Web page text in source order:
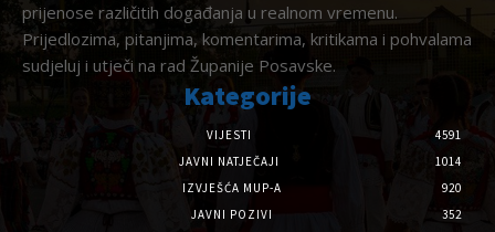
prijenose različitih događanja u realnom vremenu.
Prijedlozima, pitanjima, komentarima, kritikama i pohvalama
sudjeluj i utječi na rad Županije Posavske.
Kategorije
VIJESTI
4591
JAVNI NATJEČAJI
1014
IZVJEŠĆA MUP-A
920
JAVNI POZIVI
352